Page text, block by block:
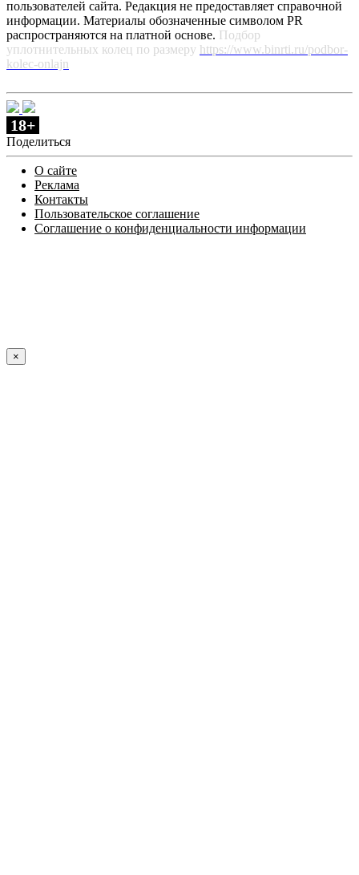
пользователей сайта. Редакция не предоставляет справочной
информации. Материалы обозначенные символом PR
распространяются на платной основе. Подбор
уплотнительных колец по размеру https://www.binrti.ru/podbor-
kolec-onlajn
18+
Поделиться
О сайте
Реклама
Контакты
Пользовательское соглашение
Соглашение о конфиденциальности информации
×